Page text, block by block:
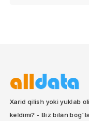
Xarid qilish yoki yuklab
keldimi? - Biz bilan